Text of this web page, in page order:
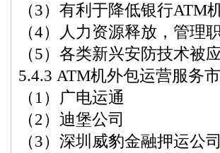
（3）有利于降低银行ATM
（4）人力资源释放，管理
（5）各类新兴安防技术被
5.4.3 ATM机外包运营服务
（1）广电运通
（2）迪堡公司
（3）深圳威豹金融押运公司